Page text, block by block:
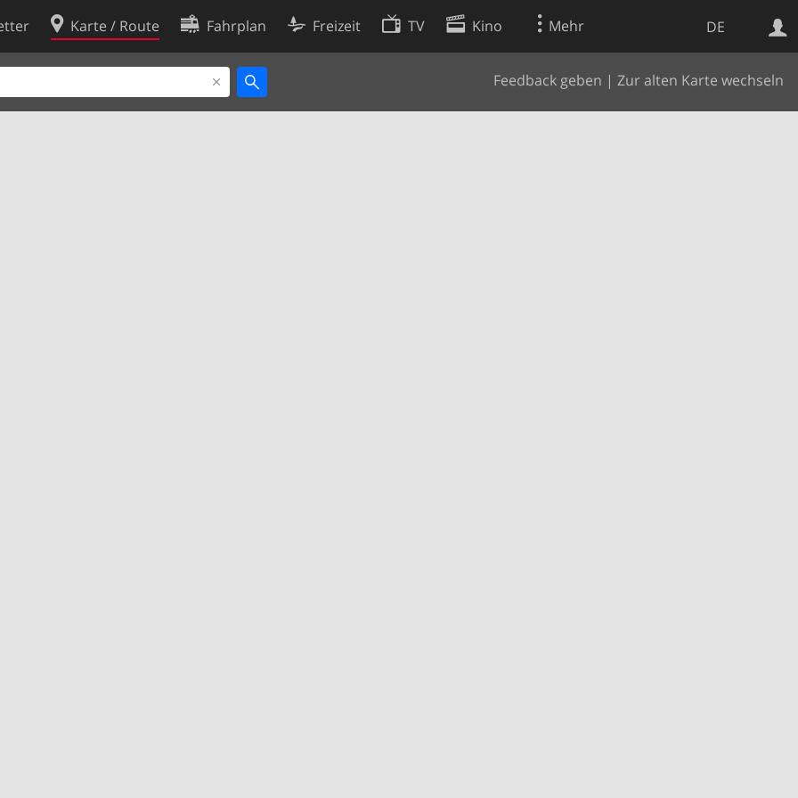
DE
Karte / Route Fahrplan Freizeit TV Kino Mehr
Feedback geben | Zur alten Karte wechseln
Websuche
Cookie-Richtlinie
Cookie-Einstellungen